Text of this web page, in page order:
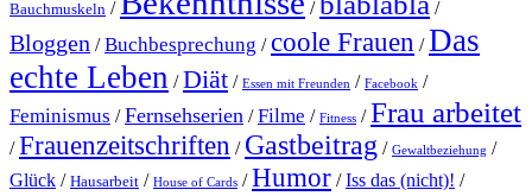
Bauchmuskeln / / /
Bloggen /Buchbesprechung /coole Frauen /Das
echte Leben /Diät / Essen mit Freunden / Facebook /
Feminismus /Fernsehserien /Filme / Fitness /Frau arbeitet
/Frauenzeitschriften / Gastbeitrag / Gewaltbeziehung /
Glück / Hausarbeit / House of Cards /Humor /Iss das (nicht)! /